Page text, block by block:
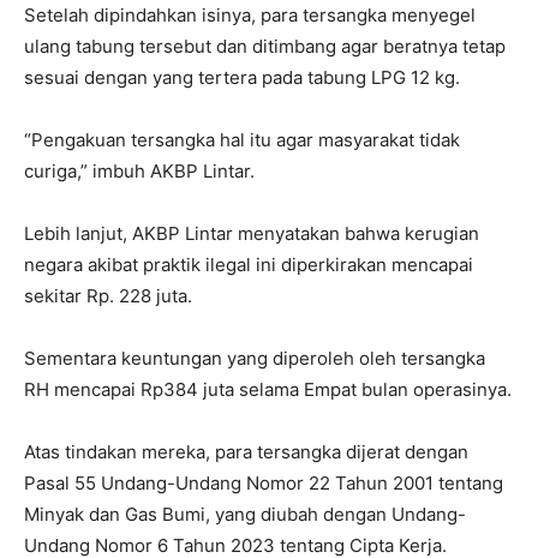
Setelah dipindahkan isinya, para tersangka menyegel
ulang tabung tersebut dan ditimbang agar beratnya tetap
sesuai dengan yang tertera pada tabung LPG 12 kg.
“Pengakuan tersangka hal itu agar masyarakat tidak
curiga,” imbuh AKBP Lintar.
Lebih lanjut, AKBP Lintar menyatakan bahwa kerugian
negara akibat praktik ilegal ini diperkirakan mencapai
sekitar Rp. 228 juta.
Sementara keuntungan yang diperoleh oleh tersangka
RH mencapai Rp384 juta selama Empat bulan operasinya.
Atas tindakan mereka, para tersangka dijerat dengan
Pasal 55 Undang-Undang Nomor 22 Tahun 2001 tentang
Minyak dan Gas Bumi, yang diubah dengan Undang-
Undang Nomor 6 Tahun 2023 tentang Cipta Kerja.